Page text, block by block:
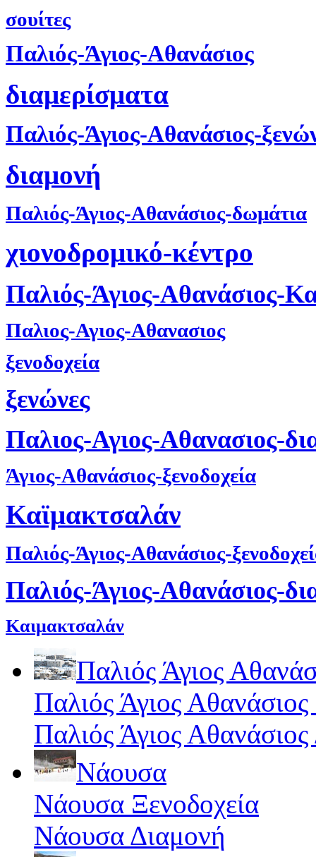
σουίτες
Παλιός-Άγιος-Αθανάσιος
διαμερίσματα
Παλιός-Άγιος-Αθανάσιος-
διαμονή
Παλιός-Άγιος-Αθανάσιος-δωμάτια
χιονοδρομικό-κέντρο
Παλιός-Άγιος-Αθανάσιος-
Παλιος-Αγιος-Αθανασιος
ξενοδοχεία
ξενώνες
Παλιος-Αγιος-Αθανασιος-
Άγιος-Αθανάσιος-ξενοδοχεία
Καϊμακτσαλάν
Παλιός-Άγιος-Αθανάσιος-
Παλιός-Άγιος-Αθανάσιος-
Καιμακτσαλάν
Παλιός Άγιος
Παλιός Άγιος Αθανάσιος
Παλιός Άγιος
Νάουσα
Νάουσα Ξενοδοχεία
Νάουσα Διαμονή